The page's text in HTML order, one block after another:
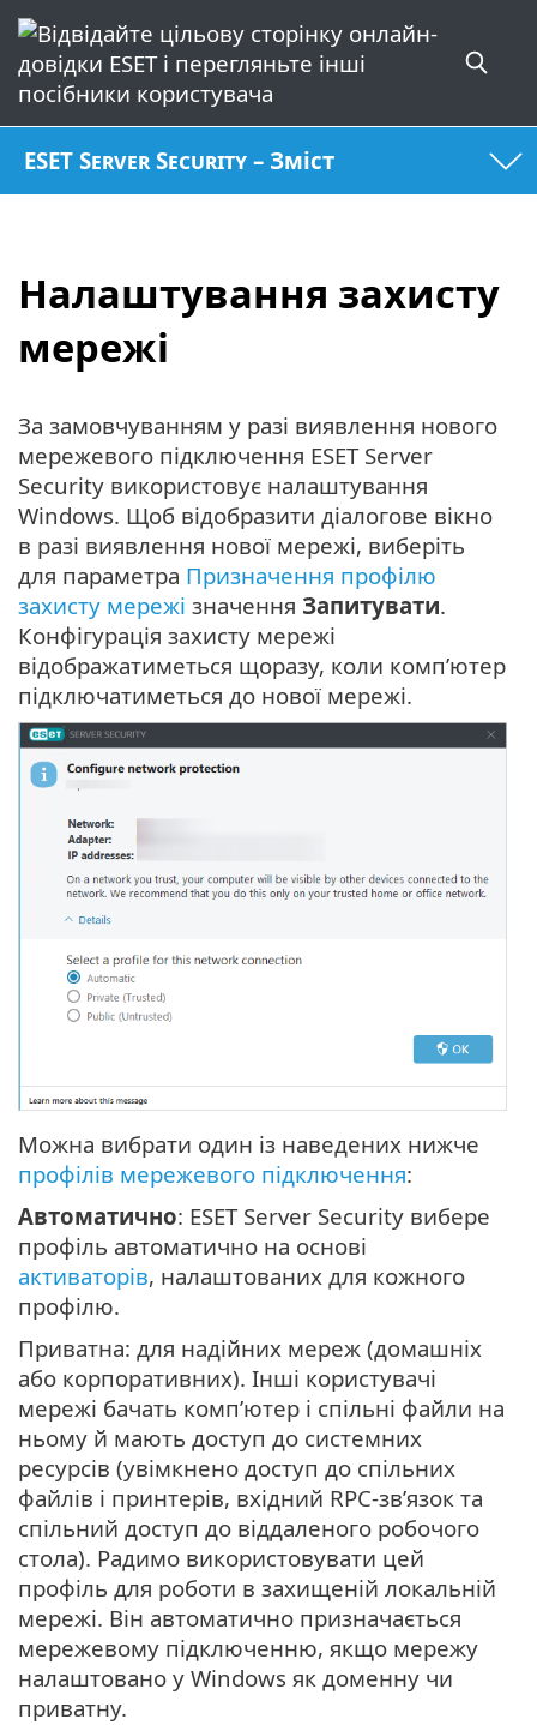
ESET Server Security – Зміст
Налаштування захисту
мережі
За замовчуванням у разі виявлення нового
мережевого підключення ESET Server
Security використовує налаштування
Windows. Щоб відобразити діалогове вікно
в разі виявлення нової мережі, виберіть
для параметра Призначення профілю
захисту мережі значення Запитувати.
Конфігурація захисту мережі
відображатиметься щоразу, коли комп’ютер
підключатиметься до нової мережі.
Можна вибрати один із наведених нижче
профілів мережевого підключення:
Автоматично: ESET Server Security вибере
профіль автоматично на основі
активаторів, налаштованих для кожного
профілю.
Приватна: для надійних мереж (домашніх
або корпоративних). Інші користувачі
мережі бачать комп’ютер і спільні файли на
ньому й мають доступ до системних
ресурсів (увімкнено доступ до спільних
файлів і принтерів, вхідний RPC-зв’язок та
спільний доступ до віддаленого робочого
стола). Радимо використовувати цей
профіль для роботи в захищеній локальній
мережі. Він автоматично призначається
мережевому підключенню, якщо мережу
налаштовано у Windows як доменну чи
приватну.